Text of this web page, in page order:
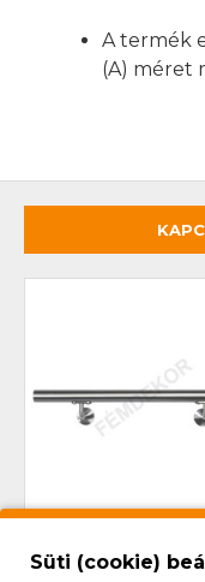
A termék
(A) méret
15 977 Ft
Süti (cookie)